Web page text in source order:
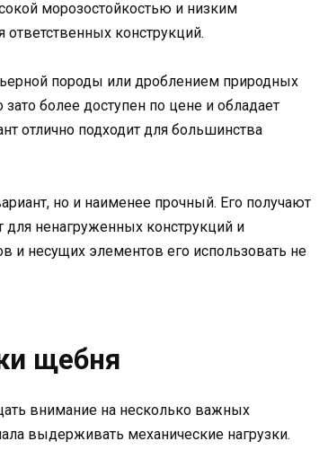
морозостойкостью и низким
конструкций.
породы или дроблением природных
более доступен по цене и обладает
отлично подходит для большинства
но и наименее прочный. Его получают
для ненагруженных конструкций и
и несущих элементов его использовать не
щебня
внимание на несколько важных
выдерживать механические нагрузки.